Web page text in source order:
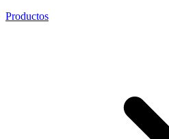
Productos